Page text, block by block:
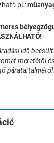
pl.:
idő
méretétől
páratartalmától